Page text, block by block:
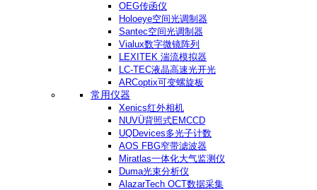
OEG传函仪
Holoeye空间光调制器
Santec空间光调制器
Vialux数字微镜阵列
LEXITEK 湍流模拟器
LC-TEC液晶高速光开光
ARCoptix可变螺旋板
常用仪器
Xenics红外相机
NUVÜ背照式EMCCD
UQDevices多光子计数
AOS FBG窄带滤波器
Miratlas一体化大气监测仪
Duma光束分析仪
AlazarTech OCT数据采集